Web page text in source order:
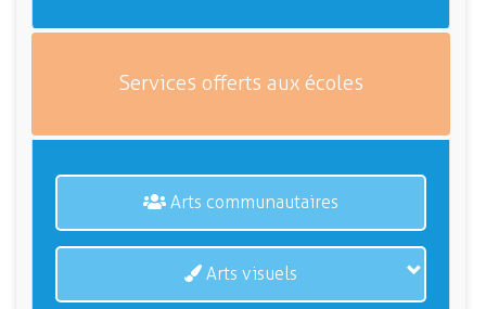
Services offerts aux écoles
Arts communautaires
Arts visuels